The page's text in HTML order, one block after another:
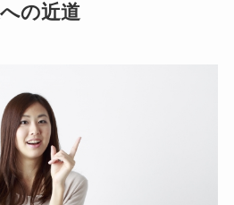
の近道